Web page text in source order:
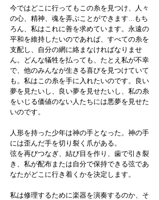
今ではどこに行ってもこの糸を見つけ、人々
の心、精神、魂を弄ぶことができます...もち
ろん、私はこれに善を求めています。永遠の
平和を維持したいのであれば、すべての糸を
支配し、自分の網に絡まなければなりませ
ん。どんな犠牲を払っても、たとえ私が不幸
で、他のみんなが生きる喜びを見つけていて
も。私はこの糸を手に入れたいのです。良い
夢を見たいし、良い夢を見せたいし、私の糸
をいじる価値のない人たちには悪夢を見せた
いのです。
人形を持った少年は神の手となった。神の手
には歪んだ手を切り裂く爪がある。
弦を再びつなぎ、結び目を作り、歯で引き裂
き、私が配布または自分で保持できる弦であ
なたがどこに行き着くかを決定します。
私は修理するために楽器を演奏するのか、そ